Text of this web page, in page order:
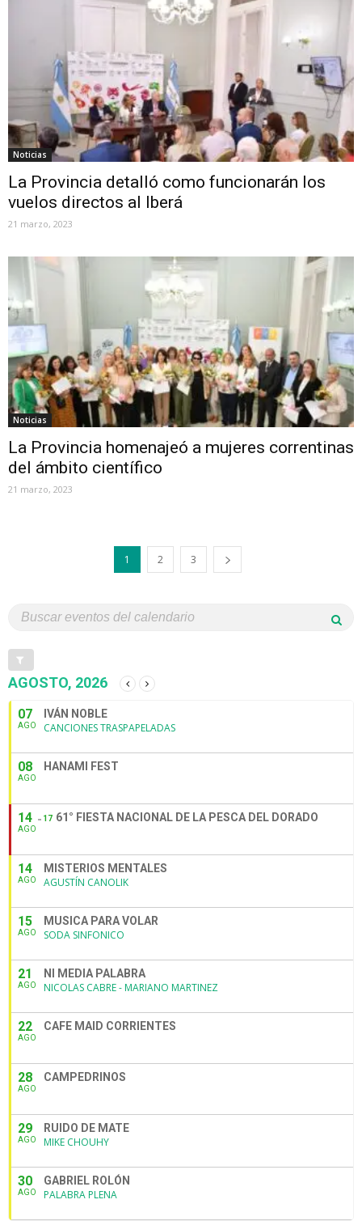
Noticias
La Provincia detalló como funcionarán los
vuelos directos al Iberá
21 marzo, 2023
Noticias
La Provincia homenajeó a mujeres correntinas
del ámbito científico
21 marzo, 2023
1 2 3
AGOSTO, 2026
07
AGO
IVÁN NOBLE
CANCIONES TRASPAPELADAS
08
AGO
HANAMI FEST
14
AGO
17 61° FIESTA NACIONAL DE LA PESCA DEL DORADO
14
AGO
MISTERIOS MENTALES
AGUSTÍN CANOLIK
15
AGO
MUSICA PARA VOLAR
SODA SINFONICO
21
AGO
NI MEDIA PALABRA
NICOLAS CABRE - MARIANO MARTINEZ
22
AGO
CAFE MAID CORRIENTES
28
AGO
CAMPEDRINOS
29
AGO
RUIDO DE MATE
MIKE CHOUHY
30
AGO
GABRIEL ROLÓN
PALABRA PLENA